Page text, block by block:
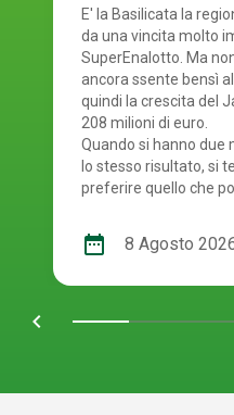
agosto 2026
E' la Basilicata la
da una vincita molto
SuperEnalotto. Ma
ancora ssente bensì
quindi la crescita del
208 milioni di euro.
Quando si hanno due
lo stesso risultato, si
preferire quello che
gioca al
SuperEnalotto si può
comoda e presenta
date_range 8 Agosto
chevron_left